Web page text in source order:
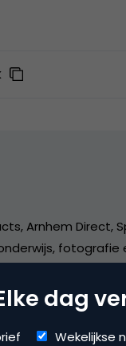
Arnhem Direct,
fotografie
dag
Wekelijkse